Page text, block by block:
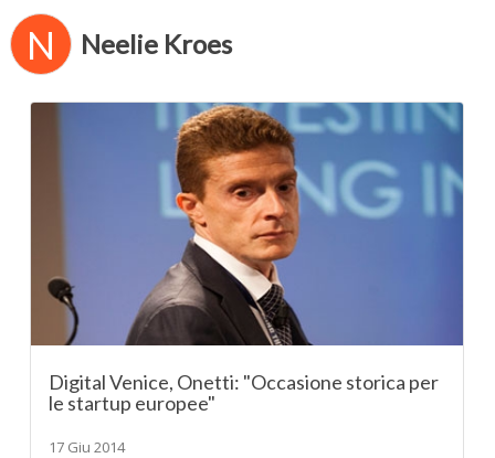
N Neelie Kroes
Digital Venice, Onetti: "Occasione storica per
le startup europee"
17 Giu 2014